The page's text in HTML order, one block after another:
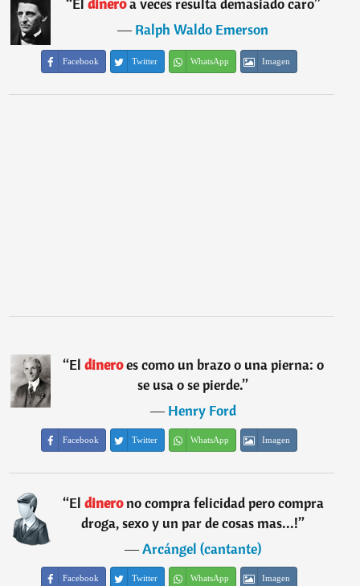
―Ralph Waldo Emerson
Facebook Twitter WhatsApp Imagen
“El dineroes como un brazo o una pierna: o
se usa o se pierde.”
―Henry Ford
Facebook Twitter WhatsApp Imagen
“El dinerono compra felicidad pero compra
droga, sexo y un par de cosas mas...!”
―Arcángel (cantante)
Facebook Twitter WhatsApp Imagen